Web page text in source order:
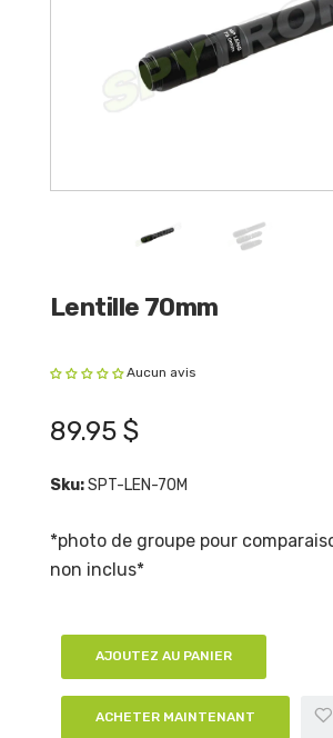
Lentille 70mm
Aucun avis
89.95 $
Sku:SPT-LEN-70M
*photo de groupe pour
non inclus*
AJOUTEZ AU PANIER
ACHETER MAINTENANT